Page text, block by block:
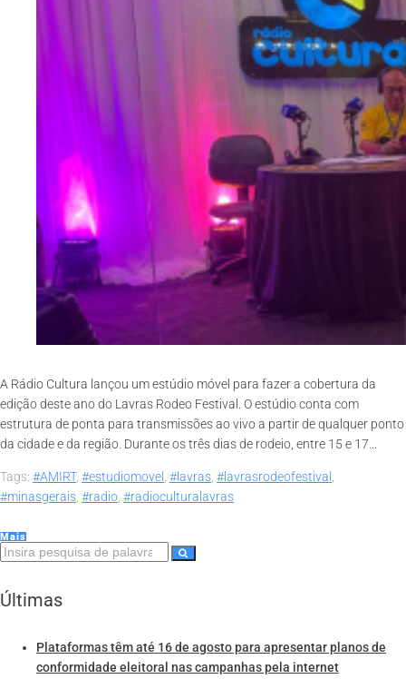
A Rádio Cultura lançou um estúdio móvel para fazer a cobertura da
edição deste ano do Lavras Rodeo Festival. O estúdio conta com
estrutura de ponta para transmissões ao vivo a partir de qualquer ponto
da cidade e da região. Durante os três dias de rodeio, entre 15 e 17...
Tags: #AMIRT, #estudiomovel , #lavras, #lavrasrodeofestival ,
#minasgerais, #radio, #radioculturalavras
Mais
Últimas
Plataformas têm até 16 de agosto para apresentar planos de
conformidade eleitoral nas campanhas pela internet